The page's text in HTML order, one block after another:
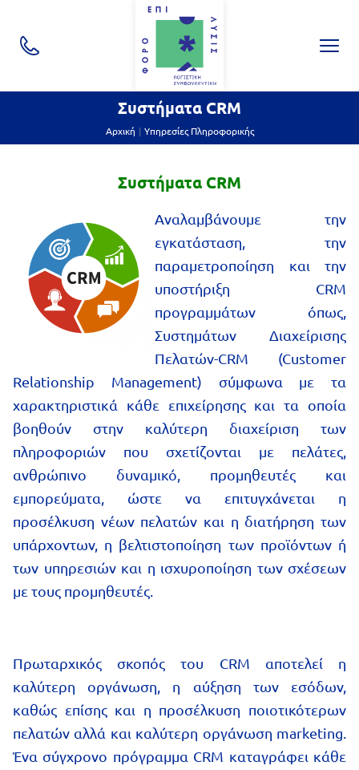
CallOptions
Skip navigation
Συστήματα CRM
Αρχική Υπηρεσίες Πληροφορικής
Συστήματα CRM
Αναλαμβάνουμε την
εγκατάσταση, την
παραμετροποίηση και την
υποστήριξη CRM
προγραμμάτων όπως,
Συστημάτων Διαχείρισης
Πελατών-CRM (Customer
Relationship Management) σύμφωνα με τα
χαρακτηριστικά κάθε επιχείρησης και τα οποία
βοηθούν στην καλύτερη διαχείριση των
πληροφοριών που σχετίζονται με πελάτες,
ανθρώπινο δυναμικό, προμηθευτές και
εμπορεύματα, ώστε να επιτυγχάνεται η
προσέλκυση νέων πελατών και η διατήρηση των
υπάρχοντων, η βελτιστοποίηση των προϊόντων ή
των υπηρεσιών και η ισχυροποίηση των σχέσεων
με τους προμηθευτές.
Πρωταρχικός σκοπός του CRM αποτελεί η
καλύτερη οργάνωση, η αύξηση των εσόδων,
καθώς επίσης και η προσέλκυση ποιοτικότερων
πελατών αλλά και καλύτερη οργάνωση marketing.
Ένα σύγχρονο πρόγραμμα CRM καταγράφει κάθε